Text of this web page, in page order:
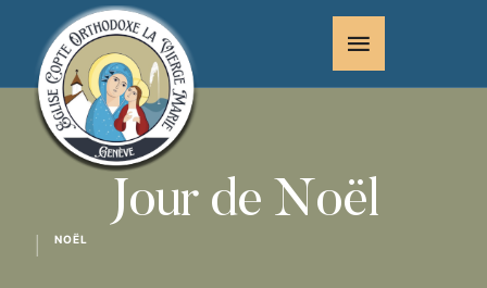
Jour de Noël
NOËL